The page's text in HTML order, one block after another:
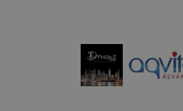
lesznek képesek honlapunk
tervezettől eltérően fog működni